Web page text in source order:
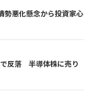
勢悪化懸念から投資家心
で反落 半導体株に売り